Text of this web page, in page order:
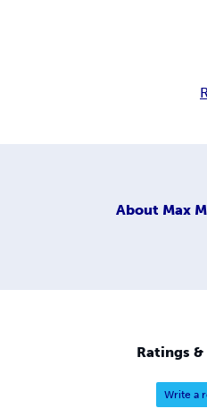
About Max
Ratings &
Write a